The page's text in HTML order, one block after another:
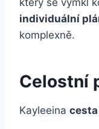
individuální
komplexně.
Celostní
Kayleeina